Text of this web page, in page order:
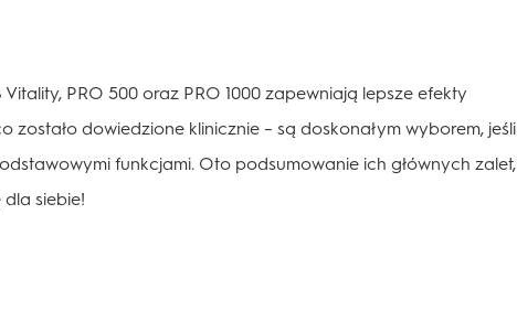
PRO 500 oraz PRO 1000 zapewniają lepsze efekty
zostało dowiedzione klinicznie – są doskonałym wyborem, jeśli
funkcjami. Oto podsumowanie ich głównych zalet,
siebie!